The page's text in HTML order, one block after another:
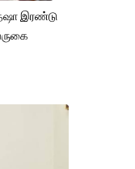
இரண்டு